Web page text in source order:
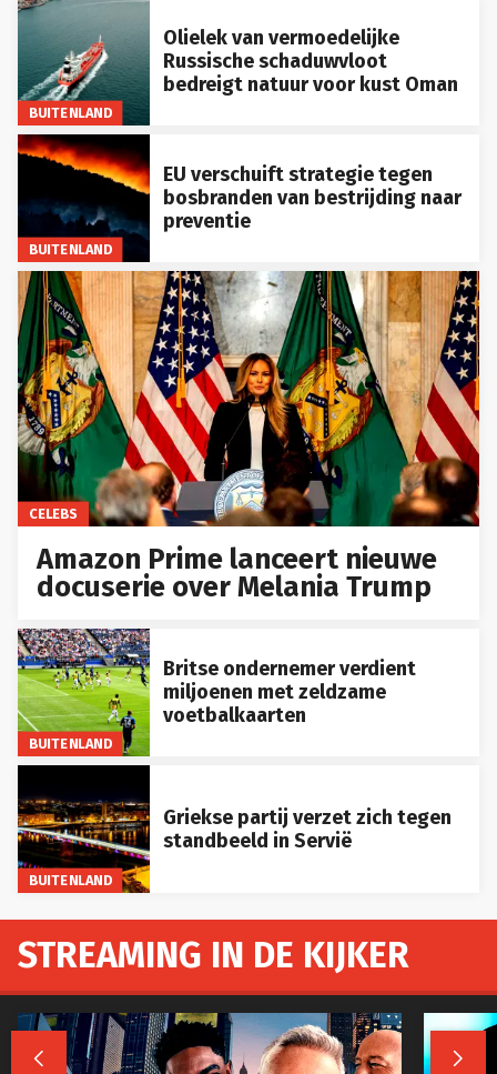
BUITENLAND
Olielek van vermoedelijke
Russische schaduwvloot
bedreigt natuur voor kust Oman
BUITENLAND
EU verschuift strategie tegen
bosbranden van bestrijding naar
preventie
CELEBS
Amazon Prime lanceert nieuwe
docuserie over Melania Trump
BUITENLAND
Britse ondernemer verdient
miljoenen met zeldzame
voetbalkaarten
BUITENLAND
Griekse partij verzet zich tegen
standbeeld in Servië
STREAMING IN DE KIJKER
 